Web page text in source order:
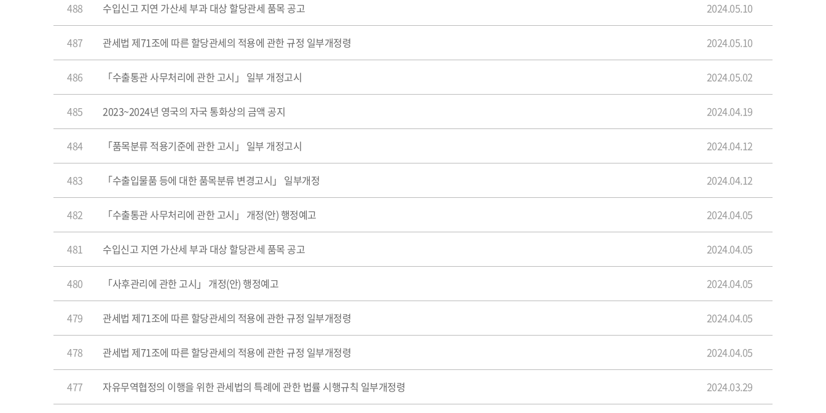
488 수입신고 지연 가산세 부과 대상 할당관세 품목 공고 2024.05.10
487 관세법 제71조에 따른 할당관세의 적용에 관한 규정 일부개정령 2024.05.10
486 「수출통관 사무처리에 관한 고시」 일부 개정고시 2024.05.02
485 2023~2024년 영국의 자국 통화상의 금액 공지 2024.04.19
484 「품목분류 적용기준에 관한 고시」 일부 개정고시 2024.04.12
483 「수출입물품 등에 대한 품목분류 변경고시」 일부개정 2024.04.12
482 「수출통관 사무처리에 관한 고시」 개정(안) 행정예고 2024.04.05
481 수입신고 지연 가산세 부과 대상 할당관세 품목 공고 2024.04.05
480 「사후관리에 관한 고시」 개정(안) 행정예고 2024.04.05
479 관세법 제71조에 따른 할당관세의 적용에 관한 규정 일부개정령 2024.04.05
478 관세법 제71조에 따른 할당관세의 적용에 관한 규정 일부개정령 2024.04.05
477 자유무역협정의 이행을 위한 관세법의 특례에 관한 법률 시행규칙 일부개정령 2024.03.29